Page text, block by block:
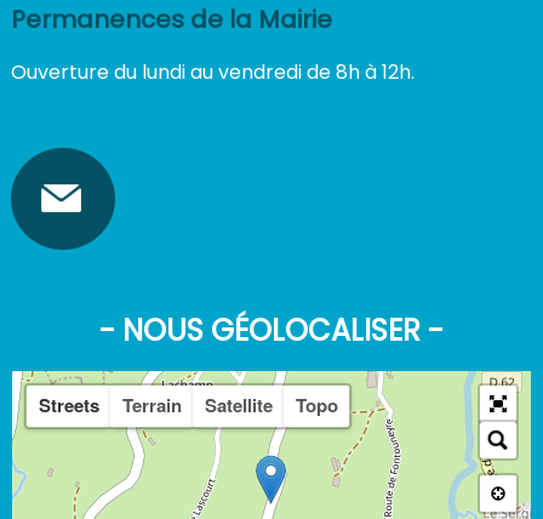
Permanences de la Mairie
Ouverture du lundi au vendredi de 8h à 12h.
- NOUS GÉOLOCALISER -
Streets Terrain Satellite Topo